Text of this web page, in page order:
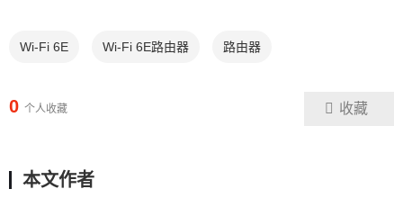
Wi-Fi 6E Wi-Fi 6E路由器 路由器
0 个人收藏 收藏
本文作者